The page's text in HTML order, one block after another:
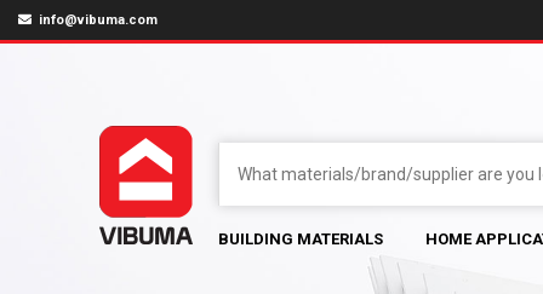
info@vibuma.com
BUILDING MATERIALS HOME